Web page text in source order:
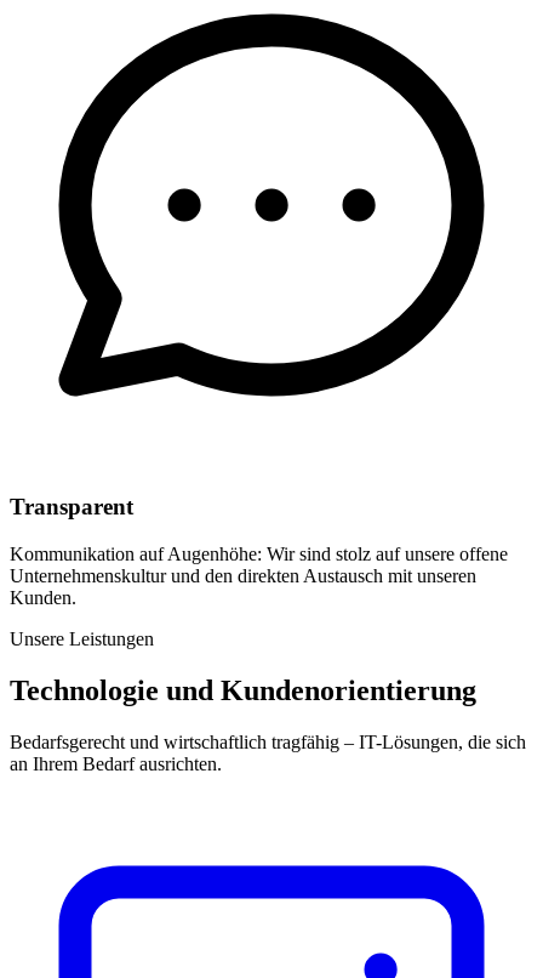
Transparent
Kommunikation auf Augenhöhe: Wir sind stolz auf unsere offene
Unternehmenskultur und den direkten Austausch mit unseren
Kunden.
Unsere Leistungen
Technologie und Kundenorientierung
Bedarfsgerecht und wirtschaftlich tragfähig – IT-Lösungen, die sich
an Ihrem Bedarf ausrichten.